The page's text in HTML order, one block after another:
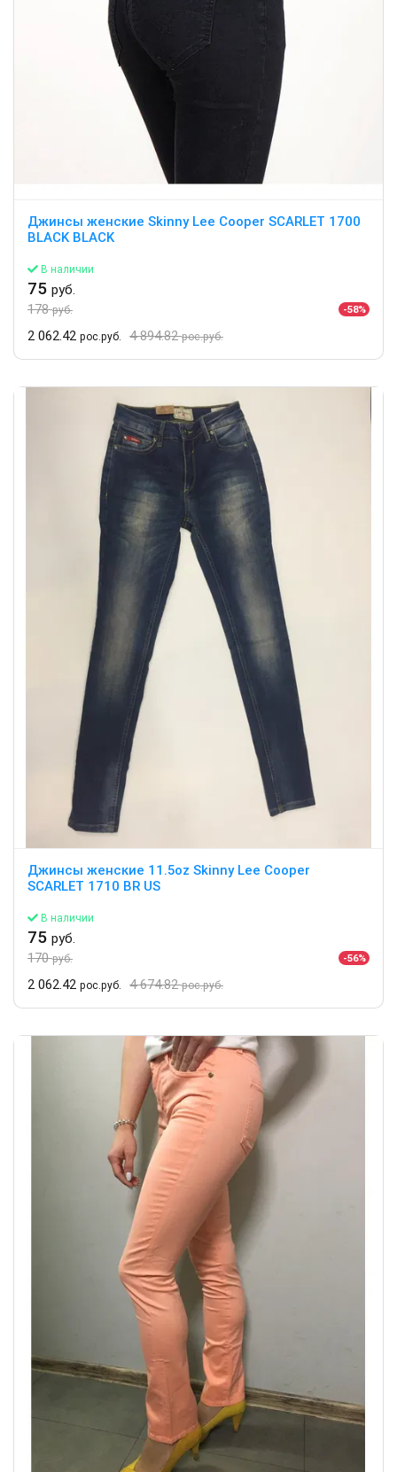
Джинсы женские Skinny Lee Cooper SCARLET 1700
BLACK BLACK
В наличии
75 руб.
178руб. -58%
2 062.42 рос.руб. 4 894.82рос.руб.
Джинсы женские 11.5oz Skinny Lee Cooper
SCARLET 1710 BR US
В наличии
75 руб.
170руб. -56%
2 062.42 рос.руб. 4 674.82рос.руб.